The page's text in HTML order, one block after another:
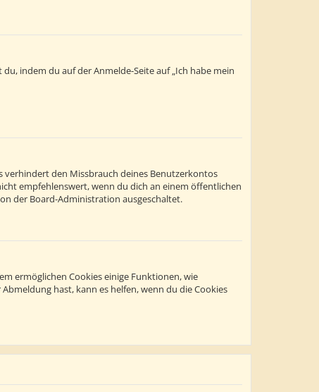
indem du auf der Anmelde-Seite auf „Ich habe mein
verhindert den Missbrauch deines Benutzerkontos
empfehlenswert, wenn du dich an einem öffentlichen
der Board-Administration ausgeschaltet.
ermöglichen Cookies einige Funktionen, wie
hast, kann es helfen, wenn du die Cookies